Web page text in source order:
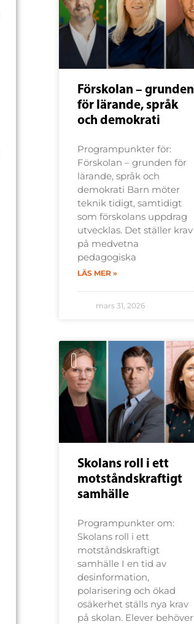
Förskolan – grunden
för lärande, språk
och demokrati
Programpunkter för:
Förskolan – grunden för
lärande, språk och
demokrati Barn möter
teknik tidigt, samtidigt
som förskolans uppdrag
utvecklas. Det ställer krav
på medvetna
pedagogiska
LÄS MER »
mars 31, 2026
Skolans roll i ett
motståndskraftigt
samhälle
Programpunkter om:
Skolans roll i ett
motståndskraftigt
samhälle I en tid av
desinformation,
polarisering och ökad
osäkerhet ställs nya krav
på skolan. Elever behöver